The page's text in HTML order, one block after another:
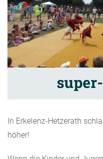
In Erkelenz-Hetzerath
höher!